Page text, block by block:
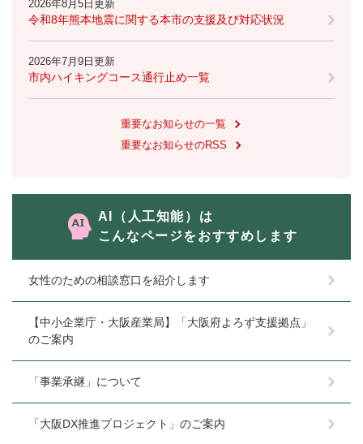
2026年8月5日更新
令和8年熊本地震に関する本市の支援及び対応状況
2026年7月9日更新
市内ハイキングコース通行止め一覧
重要なお知らせの一覧
重要なお知らせのRSS
AI（人工知能）は
こんなページをおすすめします
女性のための相談窓口を紹介します
【中小企業庁・大阪産業局】「大阪府よろず支援拠点」
のご案内
「事業承継」について
「大阪DX推進プロジェクト」のご案内